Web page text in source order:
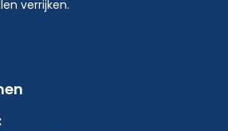
verrijken.